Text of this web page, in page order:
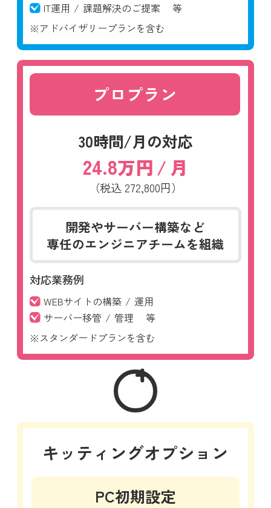
IT運用 / 課題解決のご提案
等
※アドバイザリープランを含む
プロプラン
30時間/月の対応
24.8万円/月
（税込 272,800円）
開発やサーバー構築など
専任のエンジニアチームを組織
対応業務例
WEBサイトの構築 / 運用
サーバー移管 / 管理
等
※スタンダードプランを含む
キッティングオプション
PC初期設定